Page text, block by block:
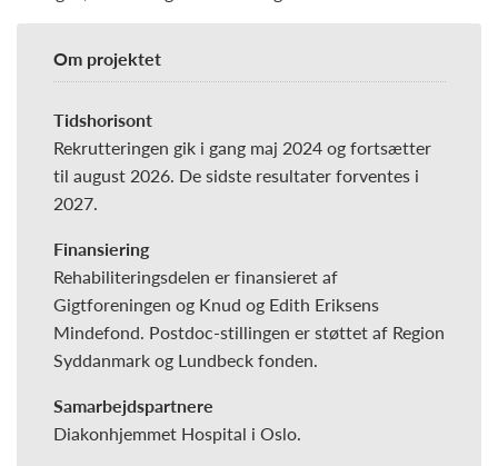
Om projektet
Tidshorisont
Rekrutteringen gik i gang maj 2024 og fortsætter
til august 2026. De sidste resultater forventes i
2027.
Finansiering
Rehabiliteringsdelen er finansieret af
Gigtforeningen og Knud og Edith Eriksens
Mindefond. Postdoc-stillingen er støttet af Region
Syddanmark og Lundbeck fonden.
Samarbejdspartnere
Diakonhjemmet Hospital i Oslo.